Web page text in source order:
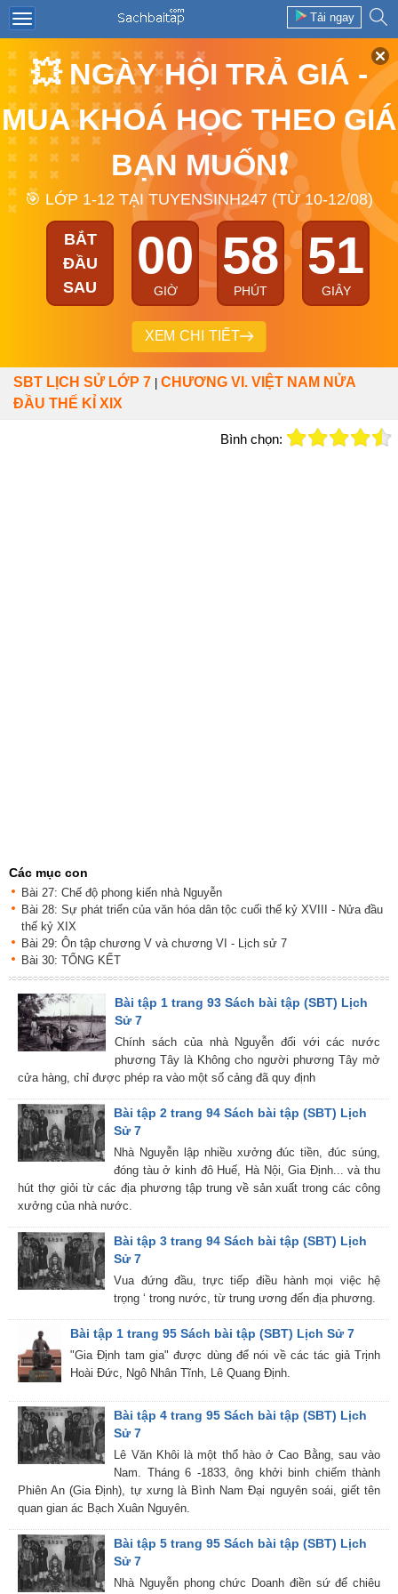
Tải ngay
💥 NGÀY HỘI TRẢ GIÁ -
MUA KHOÁ HỌC THEO GIÁ
BẠN MUỐN❗
🎯 LỚP 1-12 TẠI TUYENSINH247 (TỪ 10-12/08)
BẮT
ĐẦU
SAU
00
GIỜ
58
PHÚT
51
GIÂY
XEM CHI TIẾT
SBT LỊCH SỬ LỚP 7
CHƯƠNG VI. VIỆT NAM NỬA
ĐẦU THẾ KỈ XIX
Bình chọn:
Các mục con
Bài 27: Chế độ phong kiến nhà Nguyễn
Bài 28: Sự phát triển của văn hóa dân tộc cuối thế kỷ XVIII - Nửa đầu
thế kỷ XIX
Bài 29: Ôn tập chương V và chương VI - Lịch sử 7
Bài 30: TỔNG KẾT
Bài tập 1 trang 93 Sách bài tập (SBT) Lịch
Sử 7
Chính sách của nhà Nguyễn đối với các nước
phương Tây là Không cho người phương Tây mở
cửa hàng, chỉ được phép ra vào một số cảng đã quy định
Bài tập 2 trang 94 Sách bài tập (SBT) Lịch
Sử 7
Nhà Nguyễn lập nhiều xưởng đúc tiền, đúc súng,
đóng tàu ở kinh đô Huế, Hà Nội, Gia Định... và thu
hút thợ giỏi từ các địa phương tập trung về sản xuất trong các công
xưởng của nhà nước.
Bài tập 3 trang 94 Sách bài tập (SBT) Lịch
Sử 7
Vua đứng đầu, trực tiếp điều hành mọi việc hệ
trọng ‘ trong nước, từ trung ương đến địa phương.
Bài tập 1 trang 95 Sách bài tập (SBT) Lịch Sử 7
"Gia Định tam gia" được dùng để nói về các tác giả Trịnh
Hoài Đức, Ngô Nhân Tĩnh, Lê Quang Định.
Bài tập 4 trang 95 Sách bài tập (SBT) Lịch
Sử 7
Lê Văn Khôi là một thổ hào ở Cao Bằng, sau vào
Nam. Tháng 6 -1833, ông khởi binh chiếm thành
Phiên An (Gia Định), tự xưng là Bình Nam Đại nguyên soái, giết tên
quan gian ác Bạch Xuân Nguyên.
Bài tập 5 trang 95 Sách bài tập (SBT) Lịch
Sử 7
Nhà Nguyễn phong chức Doanh điền sứ để chiêu